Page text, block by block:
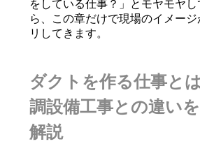
をしている仕事？」とモヤモヤ
ら、この章だけで現場のイメー
リしてきます。
ダクトを作る仕事と
調設備工事との違い
解説